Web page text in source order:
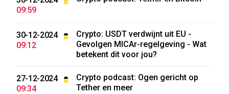
09:59
30-12-2024
09:12
Crypto: USDT verdwijnt uit EU -
Gevolgen MICAr-regelgeving - Wat
betekent dit voor jou?
27-12-2024
09:34
Crypto podcast: Ogen gericht op
Tether en meer